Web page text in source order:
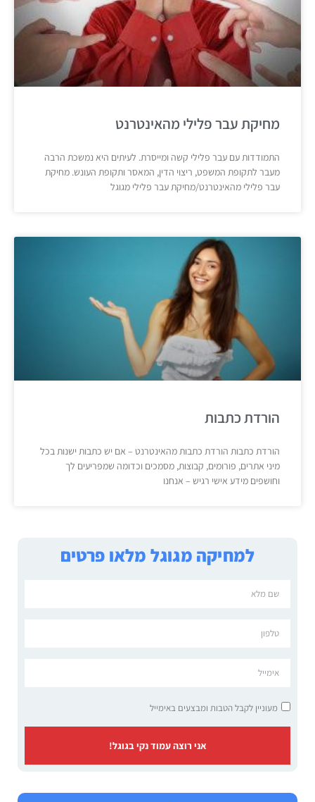
למחיקה מגוגל מלאו פרטים
מעוניין לקבל הטבות ומבצעים באימייל
אני רוצה עמוד נקי בגוגל!
מחיקת עבר פלילי מהאינטרנט
התמודדות עם עבר פלילי קשה ומייסרת. לעיתים היא נמשכת הרבה
מעבר לתקופת המשפט, ריצוי הדין, המאסר ותקופת העונש. מחיקת
עבר פלילי מהאינטרנט/מחיקת עבר פלילי מגוגל
הורדת כתבות
הורדת כתבות הורדת כתבות מהאינטרנט – אם יש כתבות ישנות בכל
מיני אתרים, פורומים, קבוצות, מסמכים וכדומה שמפריעים לך
וחושפים מידע אישי רגיש – אנחנו